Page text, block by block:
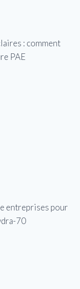
: comment
PAE
entreprises pour
70